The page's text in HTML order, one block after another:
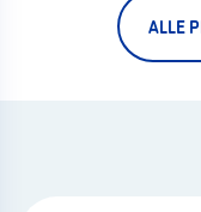
ALLE